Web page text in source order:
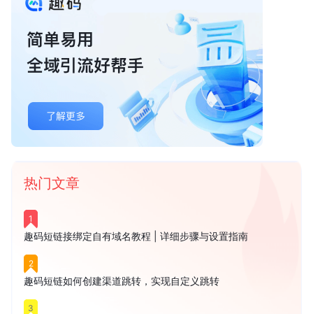
热门文章
1
趣码短链接绑定自有域名教程 | 详细步骤与设置指南
2
趣码短链如何创建渠道跳转，实现自定义跳转
3